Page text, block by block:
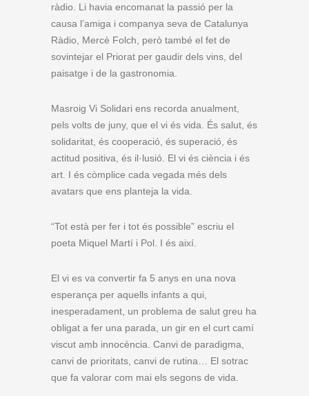
ràdio. Li havia encomanat la passió per la
causa l’amiga i companya seva de Catalunya
Ràdio, Mercè Folch, però també el fet de
sovintejar el Priorat per gaudir dels vins, del
paisatge i de la gastronomia.
Masroig Vi Solidari ens recorda anualment,
pels volts de juny, que el vi és vida. És salut, és
solidaritat, és cooperació, és superació, és
actitud positiva, és il·lusió. El vi és ciència i és
art. I és còmplice cada vegada més dels
avatars que ens planteja la vida.
“Tot està per fer i tot és possible” escriu el
poeta Miquel Martí i Pol. I és així.
El vi es va convertir fa 5 anys en una nova
esperança per aquells infants a qui,
inesperadament, un problema de salut greu ha
obligat a fer una parada, un gir en el curt camí
viscut amb innocència. Canvi de paradigma,
canvi de prioritats, canvi de rutina… El sotrac
que fa valorar com mai els segons de vida.